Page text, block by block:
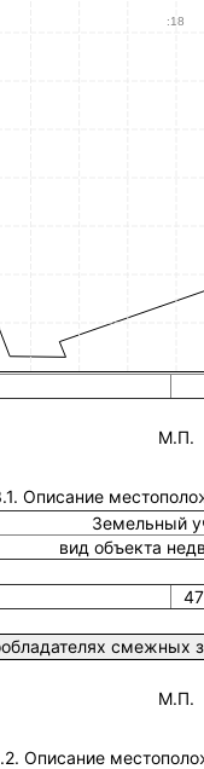
М.П.
Описание
Земельный
вид объекта
смежных
М.П.
Описание